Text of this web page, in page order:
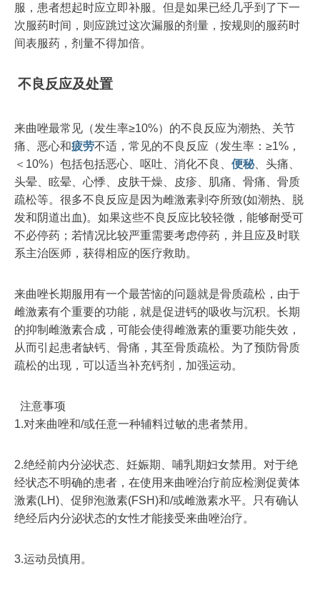
服，患者想起时应立即补服。但是如果已经几乎到了下一
次服药时间，则应跳过这次漏服的剂量，按规则的服药时
间表服药，剂量不得加倍。
不良反应及处置
来曲唑最常见（发生率≥10%）的不良反应为潮热、关节
痛、恶心和疲劳不适，常见的不良反应（发生率：≥1%，
＜10%）包括包括恶心、呕吐、消化不良、 便秘、头痛、
头晕、眩晕、心悸、皮肤干燥、皮疹、肌痛、骨痛、骨质
疏松等。很多不良反应是因为雌激素剥夺所致(如潮热、脱
发和阴道出血)。如果这些不良反应比较轻微，能够耐受可
不必停药；若情况比较严重需要考虑停药，并且应及时联
系主治医师，获得相应的医疗救助。
来曲唑长期服用有一个最苦恼的问题就是骨质疏松，由于
雌激素有个重要的功能，就是促进钙的吸收与沉积。长期
的抑制雌激素合成，可能会使得雌激素的重要功能失效，
从而引起患者缺钙、骨痛，其至骨质疏松。为了预防骨质
疏松的出现，可以适当补充钙剂，加强运动。
注意事项
1.对来曲唑和/或任意一种辅料过敏的患者禁用。
2.绝经前内分泌状态、妊娠期、哺乳期妇女禁用。对于绝
经状态不明确的患者，在使用来曲唑治疗前应检测促黄体
激素(LH)、促卵泡激素(FSH)和/或雌激素水平。只有确认
绝经后内分泌状态的女性才能接受来曲唑治疗。
3.运动员慎用。